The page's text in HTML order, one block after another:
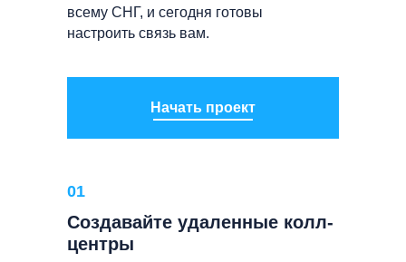
всему СНГ, и сегодня готовы
настроить связь вам.
Создавайте удаленные колл-
центры
01
Начать проект